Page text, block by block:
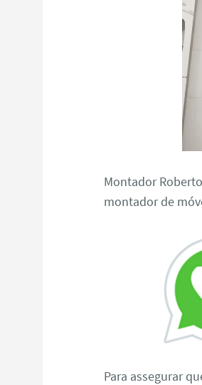
Montador
montador de
Para assegurar